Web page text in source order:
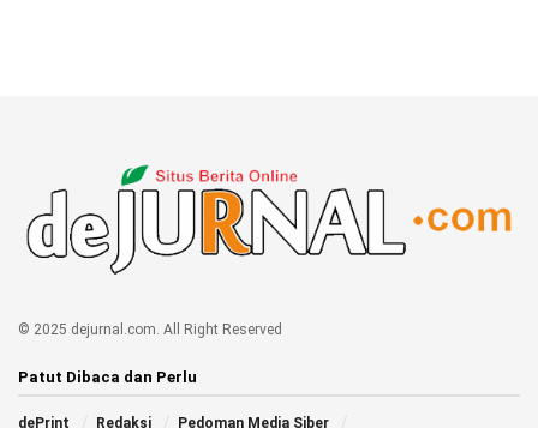
© 2025 dejurnal.com. All Right Reserved
Patut Dibaca dan Perlu
dePrint Redaksi Pedoman Media Siber